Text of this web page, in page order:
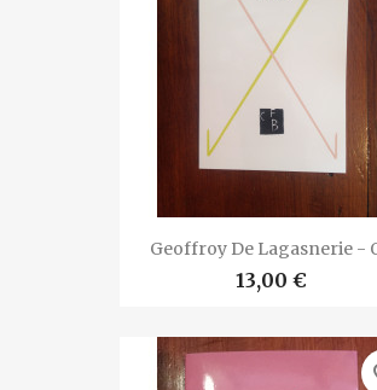
Geoffroy De Lagasnerie -
13,00 €